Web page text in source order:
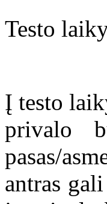
Testo
Į testo
privalo
pasas/
antras